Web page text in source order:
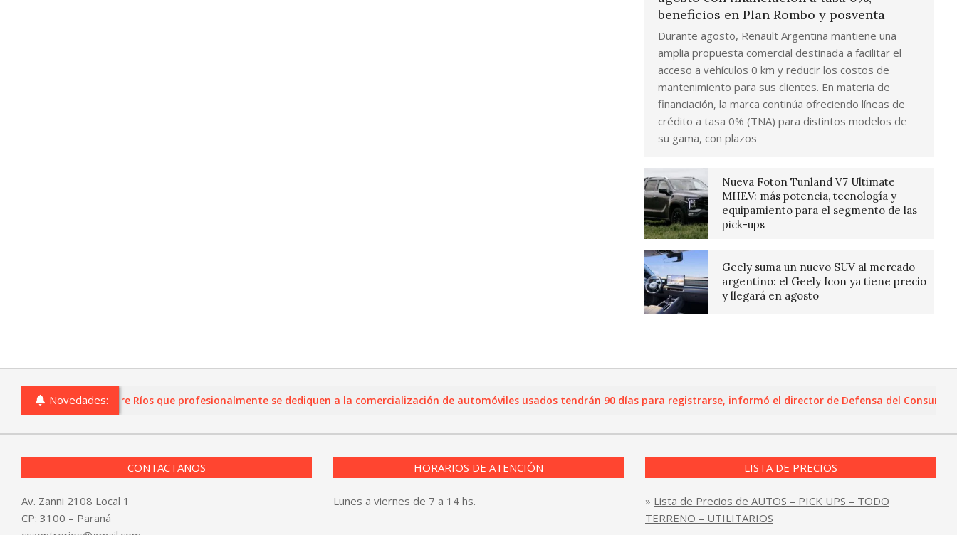
beneficios en Plan Rombo y posventa
Durante agosto, Renault Argentina mantiene una
amplia propuesta comercial destinada a facilitar el
acceso a vehículos 0 km y reducir los costos de
mantenimiento para sus clientes. En materia de
financiación, la marca continúa ofreciendo líneas de
crédito a tasa 0% (TNA) para distintos modelos de
su gama, con plazos
Nueva Foton Tunland V7 Ultimate
MHEV: más potencia, tecnología y
equipamiento para el segmento de las
pick-ups
Geely suma un nuevo SUV al mercado
argentino: el Geely Icon ya tiene precio
y llegará en agosto
Novedades:
o comercios de Entre Ríos que profesionalmente se dediquen a la comercialización de automóviles usados tendrán 90 días para registrarse, informó el director de Defensa del Consumidor y
CONTACTANOS
Av. Zanni 2108 Local 1
CP: 3100 – Paraná
HORARIOS DE ATENCIÓN
Lunes a viernes de 7 a 14 hs.
LISTA DE PRECIOS
» Lista de Precios de AUTOS – PICK UPS – TODO
TERRENO – UTILITARIOS